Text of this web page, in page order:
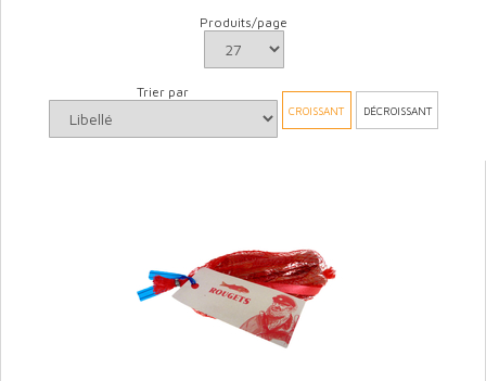
Produits/page
Trier par
CROISSANT DÉCROISSANT